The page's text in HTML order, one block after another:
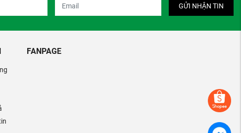
GỬI NHẬN TIN
FANPAGE